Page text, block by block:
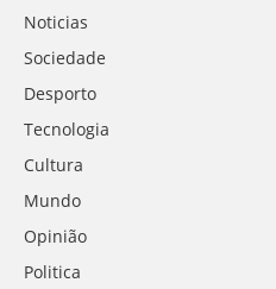
Noticias
Sociedade
Desporto
Tecnologia
Cultura
Mundo
Opinião
Politica